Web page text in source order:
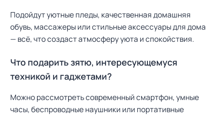
Подойдут уютные пледы, качественная домашняя
обувь, массажеры или стильные аксессуары для дома
— всё, что создаст атмосферу уюта и спокойствия.
Что подарить зятю, интересующемуся
техникой и гаджетами?
Можно рассмотреть современный смартфон, умные
часы, беспроводные наушники или портативные